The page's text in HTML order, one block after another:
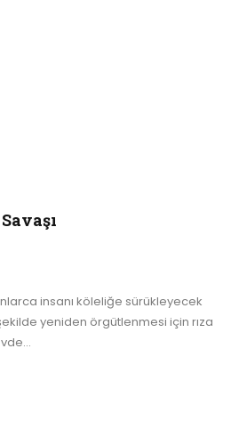
insanı köleliğe sürükleyecek
yeniden örgütlenmesi için rıza
…